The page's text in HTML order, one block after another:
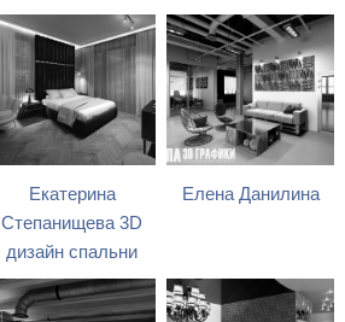
Екатерина
Степанищева 3D
дизайн спальни
Елена Данилина